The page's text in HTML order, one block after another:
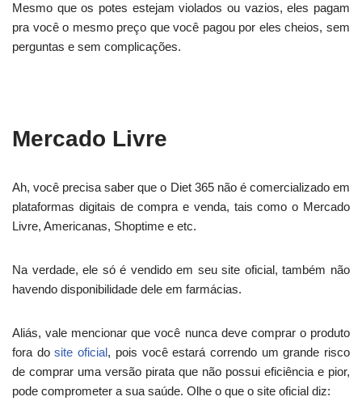
Mesmo que os potes estejam violados ou vazios, eles pagam
pra você o mesmo preço que você pagou por eles cheios, sem
perguntas e sem complicações.
Mercado Livre
Ah, você precisa saber que o Diet 365 não é comercializado em
plataformas digitais de compra e venda, tais como o Mercado
Livre, Americanas, Shoptime e etc.
Na verdade, ele só é vendido em seusite oficial, também não
havendo disponibilidade dele em farmácias.
Aliás, vale mencionar que você nunca deve comprar o produto
fora dosite oficial, pois você estará correndo um grande risco
de comprar uma versão pirata que não possui eficiência e pior,
pode comprometer a sua saúde. Olhe o que o site oficial diz: